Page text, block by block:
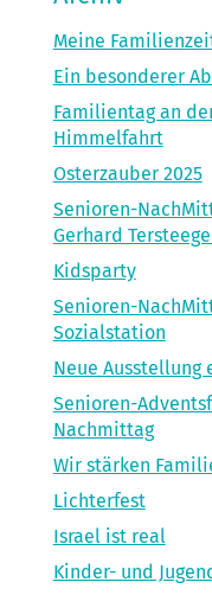
Meine
Ein besonderer
Familientag an
Himmelfahrt
Osterzauber 2025
Senioren-
Gerhard
Kidsparty
Senioren-
Sozialstation
Neue Ausstellung
Senioren-
Nachmittag
Wir stärken
Lichterfest
Israel ist real
Kinder- und